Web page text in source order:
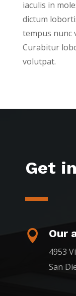
iaculis in
dictum
tempus nunc
Curabitur
volutpat.
Get
 Our
4953
San